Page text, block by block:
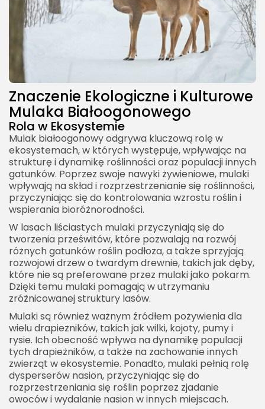
Znaczenie Ekologiczne i Kulturowe
Mulaka Białoogonowego
Rola w Ekosystemie
Mulak białoogonowy odgrywa kluczową rolę w
ekosystemach, w których występuje, wpływając na
strukturę i dynamikę roślinności oraz populacji innych
gatunków. Poprzez swoje nawyki żywieniowe, mulaki
wpływają na skład i rozprzestrzenianie się roślinności,
przyczyniając się do kontrolowania wzrostu roślin i
wspierania bioróżnorodności.
W lasach liściastych mulaki przyczyniają się do
tworzenia prześwitów, które pozwalają na rozwój
różnych gatunków roślin podłoża, a także sprzyjają
rozwojowi drzew o twardym drewnie, takich jak dęby,
które nie są preferowane przez mulaki jako pokarm.
Dzięki temu mulaki pomagają w utrzymaniu
zróżnicowanej struktury lasów.
Mulaki są również ważnym źródłem pożywienia dla
wielu drapieżników, takich jak wilki, kojoty, pumy i
rysie. Ich obecność wpływa na dynamikę populacji
tych drapieżników, a także na zachowanie innych
zwierząt w ekosystemie. Ponadto, mulaki pełnią rolę
dysperserów nasion, przyczyniając się do
rozprzestrzeniania się roślin poprzez zjadanie
owoców i wydalanie nasion w innych miejscach.